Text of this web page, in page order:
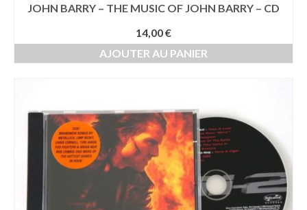
JOHN BARRY – THE MUSIC OF JOHN BARRY – CD
14,00€
AJOUTER AU PANIER